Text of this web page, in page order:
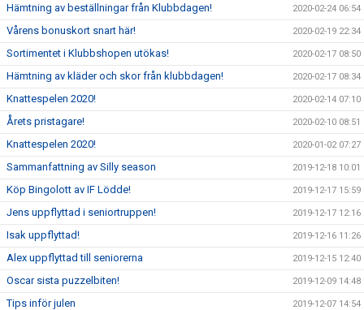
Hämtning av beställningar från Klubbdagen! 2020-02-24 06:54
Vårens bonuskort snart här! 2020-02-19 22:34
Sortimentet i Klubbshopen utökas! 2020-02-17 08:50
Hämtning av kläder och skor från klubbdagen! 2020-02-17 08:34
Knattespelen 2020! 2020-02-14 07:10
Årets pristagare! 2020-02-10 08:51
Knattespelen 2020! 2020-01-02 07:27
Sammanfattning av Silly season 2019-12-18 10:01
Köp Bingolott av IF Lödde! 2019-12-17 15:59
Jens uppflyttad i seniortruppen! 2019-12-17 12:16
Isak uppflyttad! 2019-12-16 11:26
Alex uppflyttad till seniorerna 2019-12-15 12:40
Oscar sista puzzelbiten! 2019-12-09 14:48
Tips inför julen 2019-12-07 14:54